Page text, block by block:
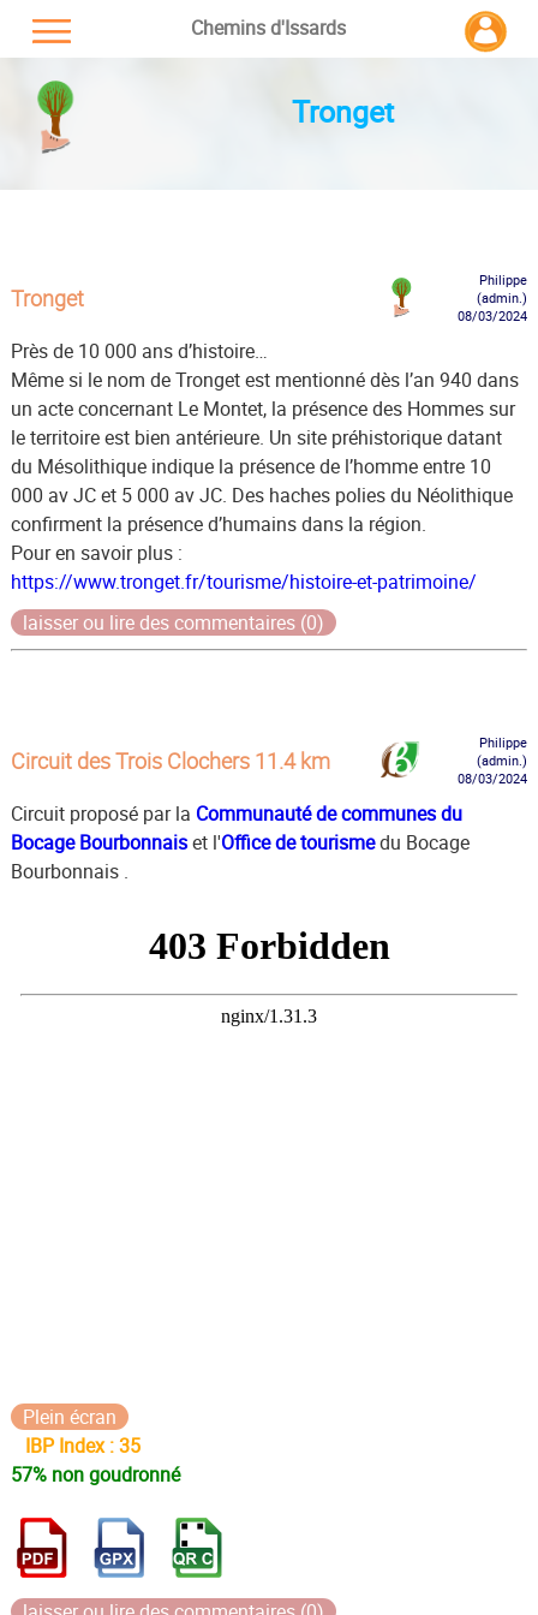
Chemins d'Issards
Tronget
Tronget
Philippe
(admin.)
08/03/2024
Près de 10 000 ans d’histoire…
Même si le nom de Tronget est mentionné dès l’an 940 dans
un acte concernant Le Montet, la présence des Hommes sur
le territoire est bien antérieure. Un site préhistorique datant
du Mésolithique indique la présence de l’homme entre 10
000 av JC et 5 000 av JC. Des haches polies du Néolithique
confirment la présence d’humains dans la région.
Pour en savoir plus :
https://www.tronget.fr/tourisme/histoire-et-patrimoine/
laisser ou lire des commentaires (0)
Circuit des Trois Clochers 11.4 km
Philippe
(admin.)
08/03/2024
Circuit proposé par la Communauté de communes du
Bocage Bourbonnaiset l'Office de tourismedu Bocage
Bourbonnais .
Plein écran
IBP Index : 35
57% non goudronné